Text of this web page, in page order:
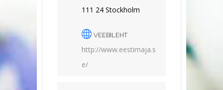
111 24 Stockholm
VEEBILEHT
http://www.eestimaja.s
e/